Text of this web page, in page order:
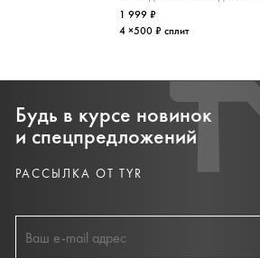
1 999 ₽
4 ×500 ₽ сплит
Будь в курсе новинок
и спецпредложений
РАССЫЛКА ОТ TYR